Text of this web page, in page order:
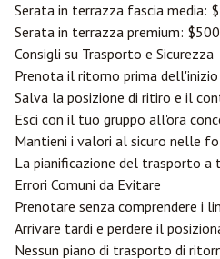
Serata in terrazza fascia media:
Serata in terrazza premium:
Consigli su Trasporto e Sicurezza
Prenota il ritorno prima
Salva la posizione di ritiro e il
Esci con il tuo gruppo all'ora
Mantieni i valori al sicuro nelle
La pianificazione del trasporto a
Errori Comuni da Evitare
Prenotare senza comprendere i
Arrivare tardi e perdere il
Nessun piano di trasporto di